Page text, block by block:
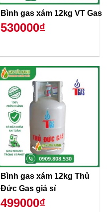
Bình gas xám 12kg VT Gas
530000₫
Bình gas xám 12kg Thủ
Đức Gas giá sỉ
499000₫